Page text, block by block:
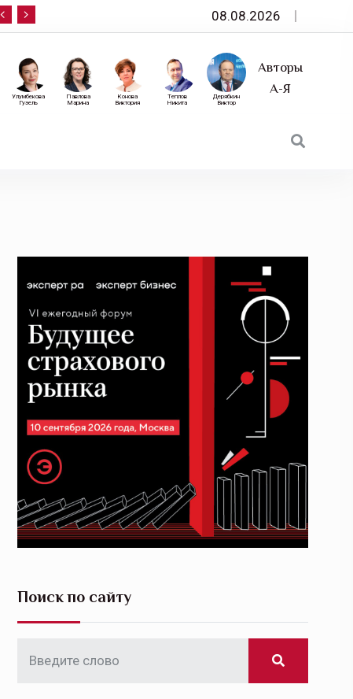
10 сентября — «Эксперт РА» приглашает на
08.08.2026
Авторы
А-Я
Дерябкин
Виктор
Теплов
Никита
Конова
Виктория
Павлова
Марина
Улумбекова
Гузель
Поиск по сайту